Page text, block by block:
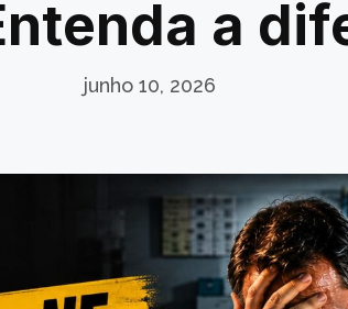
a
junho 10, 2026